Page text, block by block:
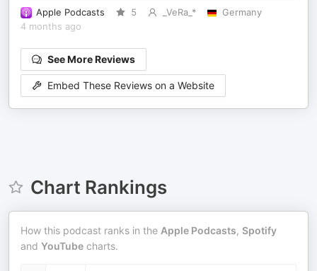
Apple Podcasts 5 _VeRa_*
Germany
4 months ago
See More Reviews
Embed These Reviews on a Website
Chart Rankings
How this podcast ranks in the Apple Podcasts, Spotify
and YouTube charts.